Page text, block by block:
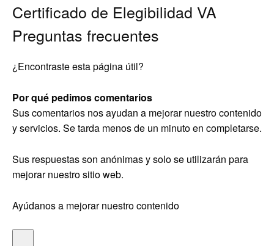
Certificado de Elegibilidad VA
Preguntas frecuentes
¿Encontraste esta página útil?
Por qué pedimos comentarios
Sus comentarios nos ayudan a mejorar nuestro contenido
y servicios. Se tarda menos de un minuto en completarse.
Sus respuestas son anónimas y solo se utilizarán para
mejorar nuestro sitio web.
Ayúdanos a mejorar nuestro contenido